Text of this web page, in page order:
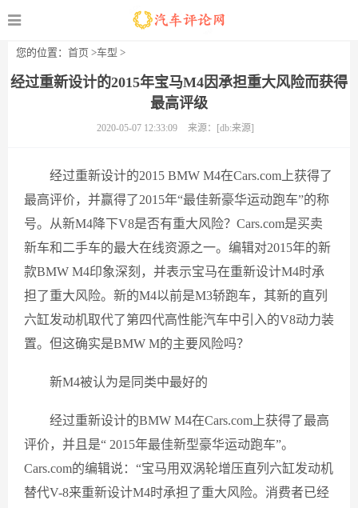
您的位置： 首页 >车型 >
经过重新设计的2015年宝马M4因承担重大风险而获得
最高评级
2020-05-07 12:33:09 来源：[db:来源]
经过重新设计的2015 BMW M4在Cars.com上获得了
最高评价，并赢得了2015年“最佳新豪华运动跑车”的称
号。从新M4降下V8是否有重大风险？Cars.com是买卖
新车和二手车的最大在线资源之一。编辑对2015年的新
款BMW M4印象深刻，并表示宝马在重新设计M4时承
担了重大风险。新的M4以前是M3轿跑车，其新的直列
六缸发动机取代了第四代高性能汽车中引入的V8动力装
置。但这确实是BMW M的主要风险吗？
新M4被认为是同类中最好的
经过重新设计的BMW M4在Cars.com上获得了最高
评价，并且是“ 2015年最佳新型豪华运动跑车”。
Cars.com的编辑说：“宝马用双涡轮增压直列六缸发动机
替代V-8来重新设计M4时承担了重大风险。消费者已经